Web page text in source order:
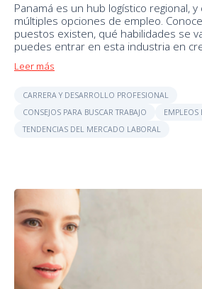
Panamá es un hub logístico regional,
múltiples opciones de empleo.
puestos existen, qué habilidades se
puedes entrar en esta industria en
Leer más
CARRERA Y DESARROLLO PROFESIONAL
CONSEJOS PARA BUSCAR TRABAJO
EMPLEOS
TENDENCIAS DEL MERCADO LABORAL